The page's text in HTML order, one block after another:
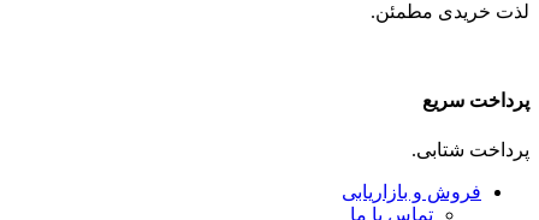
لذت خریدی مطمئن.
پرداخت سریع
پرداخت شتابی.
فروش و بازاریابی
تماس با ما